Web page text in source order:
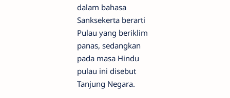
dalam bahasa
Sanksekerta berarti
Pulau yang beriklim
panas, sedangkan
pada masa Hindu
pulau ini disebut
Tanjung Negara.